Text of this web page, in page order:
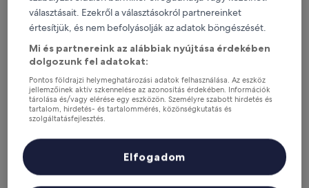
Szerezz jutalmakat tartózkodásod minden
éjszakája után
Spórolj többet a tagoknak szóló árakkal
Nézd meg az árakat ezekre a dátumokra
választásait. Ezekről a választásokról partnereinket
értesítjük, és nem befolyásolják az adatok böngészését.
Mi és partnereink az alábbiak nyújtása érdekében
dolgozunk fel adatokat:
Pontos földrajzi helymeghatározási adatok felhasználása. Az eszköz
jellemzőinek aktív szkennelése az azonosítás érdekében. Információk
tárolása és/vagy elérése egy eszközön. Személyre szabott hirdetés és
tartalom, hirdetés- és tartalommérés, közönségkutatás és
szolgáltatásfejlesztés.
Elfogadom